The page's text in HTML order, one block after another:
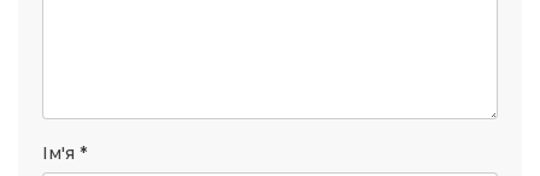
Ім'я *